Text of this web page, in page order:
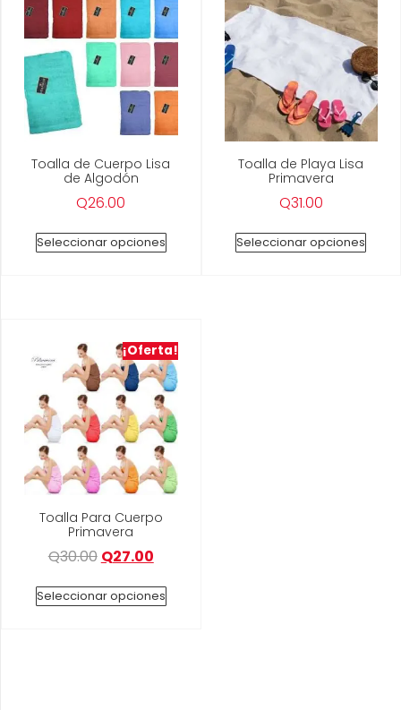
Toalla de Cuerpo Lisa
de Algodón
Q26.00
Seleccionar opciones
Toalla de Playa Lisa
Primavera
Q31.00
Seleccionar opciones
¡Oferta!
Toalla Para Cuerpo
Primavera
Q30.00 Q27.00
Seleccionar opciones